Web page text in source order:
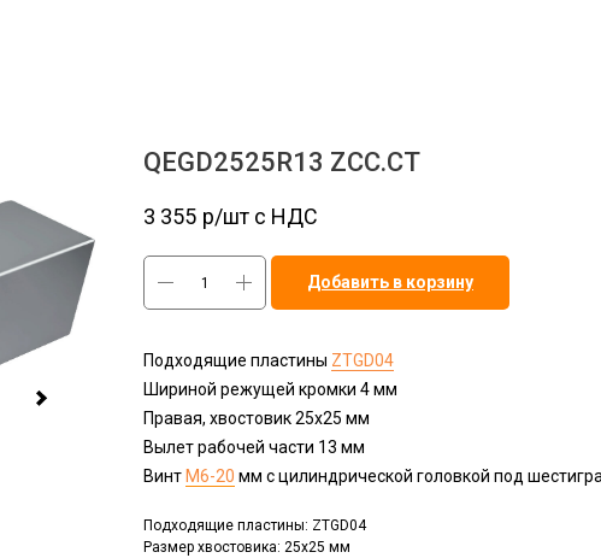
QEGD2525R13 ZCC.CT
3 355 р/шт c НДС
Добавить в корзину
Подходящие пластины ZTGD04
Шириной режущей кромки 4 мм
Правая, хвостовик 25х25 мм
Вылет рабочей части 13 мм
Винт М6-20 мм с цилиндрической головкой под
Подходящие пластины: ZTGD04
Размер хвостовика: 25x25 мм